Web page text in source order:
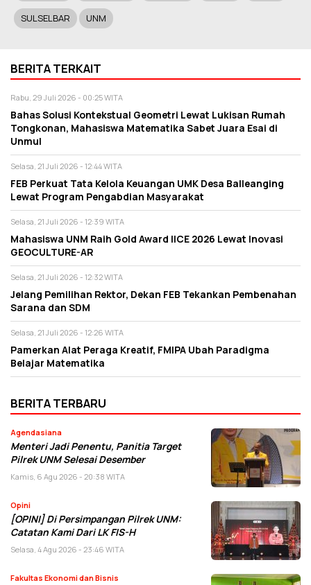
SULSELBAR UNM
BERITA TERKAIT
Rabu, 29 Juli 2026 - 00:25 WITA
Bahas Solusi Kontekstual Geometri Lewat Lukisan Rumah
Tongkonan, Mahasiswa Matematika Sabet Juara Esai di
Unmul
Selasa, 21 Juli 2026 - 12:44 WITA
FEB Perkuat Tata Kelola Keuangan UMK Desa Balleanging
Lewat Program Pengabdian Masyarakat
Selasa, 21 Juli 2026 - 12:39 WITA
Mahasiswa UNM Raih Gold Award IICE 2026 Lewat Inovasi
GEOCULTURE-AR
Selasa, 21 Juli 2026 - 12:32 WITA
Jelang Pemilihan Rektor, Dekan FEB Tekankan Pembenahan
Sarana dan SDM
Selasa, 21 Juli 2026 - 12:26 WITA
Pamerkan Alat Peraga Kreatif, FMIPA Ubah Paradigma
Belajar Matematika
BERITA TERBARU
Agendasiana
Menteri Jadi Penentu, Panitia Target
Pilrek UNM Selesai Desember
Kamis, 6 Agu 2026 - 20:38 WITA
Opini
[OPINI] Di Persimpangan Pilrek UNM:
Catatan Kami Dari LK FIS-H
Selasa, 4 Agu 2026 - 23:46 WITA
Fakultas Ekonomi dan Bisnis